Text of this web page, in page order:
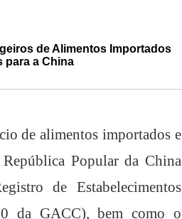
de Alimentos Importados
para a China
de alimentos importados e
Popular da China
de Estabelecimentos
da GACC), bem como o